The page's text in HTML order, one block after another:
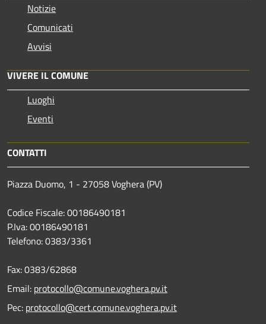
Notizie
Comunicati
Avvisi
VIVERE IL COMUNE
Luoghi
Eventi
CONTATTI
Piazza Duomo, 1 - 27058 Voghera (PV)
Codice Fiscale: 00186490181
P.Iva: 00186490181
Telefono:0383/3361
Fax:0383/62868
Email: protocollo@comune.voghera.pv.it
Pec: protocollo@cert.comune.voghera.pv.it